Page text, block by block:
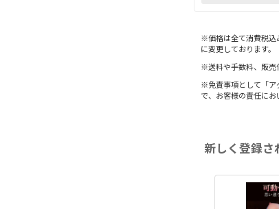
※価格は全て消費税込
に変更しております。
※送料や手数料、販売
※免責事項として「ア
で、お客様の責任にお
新しく登録さ